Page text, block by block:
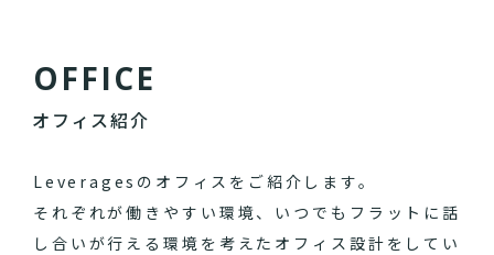
OFFICE
オフィス紹介
Leveragesのオフィスをご紹介します。
それぞれが働きやすい環境、いつでもフラットに話
し合いが行える環境を考えたオフィス設計をしてい